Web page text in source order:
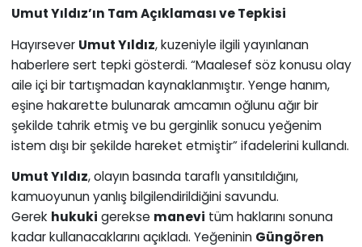
Umut Yıldız’ın Tam Açıklaması ve Tepkisi
Hayırsever Umut Yıldız, kuzeniyle ilgili yayınlanan
haberlere sert tepki gösterdi. “Maalesef söz konusu olay
aile içi bir tartışmadan kaynaklanmıştır. Yenge hanım,
eşine hakarette bulunarak amcamın oğlunu ağır bir
şekilde tahrik etmiş ve bu gerginlik sonucu yeğenim
istem dışı bir şekilde hareket etmiştir” ifadelerini kullandı.
Umut Yıldız, olayın basında taraflı yansıtıldığını,
kamuoyunun yanlış bilgilendirildiğini savundu.
Gerek hukuki gerekse manevi tüm haklarını sonuna
kadar kullanacaklarını açıkladı. Yeğeninin Güngören